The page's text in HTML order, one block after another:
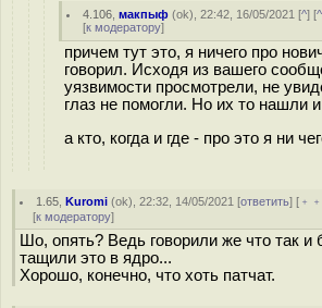
4.106 ,макпыф (ok), 22:42, 16/05/2021 [^] [
[к модератору]
причем тут это, я ничего про
говорил. Исходя из вашего
уязвимости просмотрели, не
глаз не помогли. Но их то нашли
а кто, когда и где - про это я ни
1.65 ,Kuromi (ok), 22:32, 14/05/2021 [ответить] [
[к модератору]
Шо, опять? Ведь говорили же что так и
тащили это в ядро...
Хорошо, конечно, что хоть патчат.